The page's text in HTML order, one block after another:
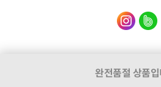
완전품절 상품